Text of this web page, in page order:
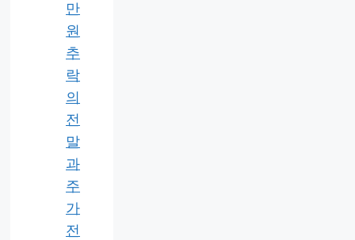
만
원
추
락
의
전
말
과
주
가
전